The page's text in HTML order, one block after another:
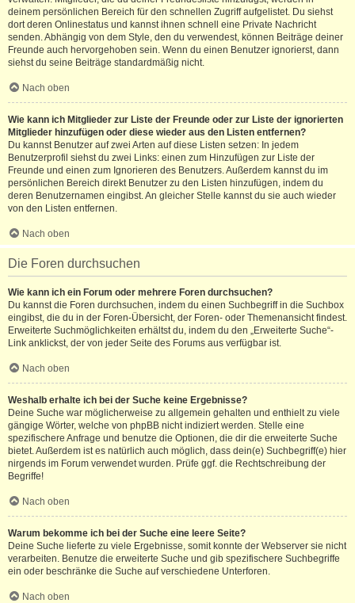
deinem persönlichen Bereich für den schnellen Zugriff aufgelistet. Du siehst
dort deren Onlinestatus und kannst ihnen schnell eine Private Nachricht
senden. Abhängig von dem Style, den du verwendest, können Beiträge deiner
Freunde auch hervorgehoben sein. Wenn du einen Benutzer ignorierst, dann
siehst du seine Beiträge standardmäßig nicht.
Nach oben
Wie kann ich Mitglieder zur Liste der Freunde oder zur Liste der ignorierten
Mitglieder hinzufügen oder diese wieder aus den Listen entfernen?
Du kannst Benutzer auf zwei Arten auf diese Listen setzen: In jedem
Benutzerprofil siehst du zwei Links: einen zum Hinzufügen zur Liste der
Freunde und einen zum Ignorieren des Benutzers. Außerdem kannst du im
persönlichen Bereich direkt Benutzer zu den Listen hinzufügen, indem du
deren Benutzernamen eingibst. An gleicher Stelle kannst du sie auch wieder
von den Listen entfernen.
Nach oben
Die Foren durchsuchen
Wie kann ich ein Forum oder mehrere Foren durchsuchen?
Du kannst die Foren durchsuchen, indem du einen Suchbegriff in die Suchbox
eingibst, die du in der Foren-Übersicht, der Foren- oder Themenansicht findest.
Erweiterte Suchmöglichkeiten erhältst du, indem du den „Erweiterte Suche“-
Link anklickst, der von jeder Seite des Forums aus verfügbar ist.
Nach oben
Weshalb erhalte ich bei der Suche keine Ergebnisse?
Deine Suche war möglicherweise zu allgemein gehalten und enthielt zu viele
gängige Wörter, welche von phpBB nicht indiziert werden. Stelle eine
spezifischere Anfrage und benutze die Optionen, die dir die erweiterte Suche
bietet. Außerdem ist es natürlich auch möglich, dass dein(e) Suchbegriff(e) hier
nirgends im Forum verwendet wurden. Prüfe ggf. die Rechtschreibung der
Begriffe!
Nach oben
Warum bekomme ich bei der Suche eine leere Seite?
Deine Suche lieferte zu viele Ergebnisse, somit konnte der Webserver sie nicht
verarbeiten. Benutze die erweiterte Suche und gib spezifischere Suchbegriffe
ein oder beschränke die Suche auf verschiedene Unterforen.
Nach oben